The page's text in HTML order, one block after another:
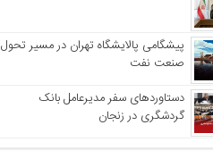
پیشگامی پالایشگاه تهران در مسیر تحول
صنعت نفت
دستاوردهای سفر مدیرعامل بانک
گردشگری در زنجان